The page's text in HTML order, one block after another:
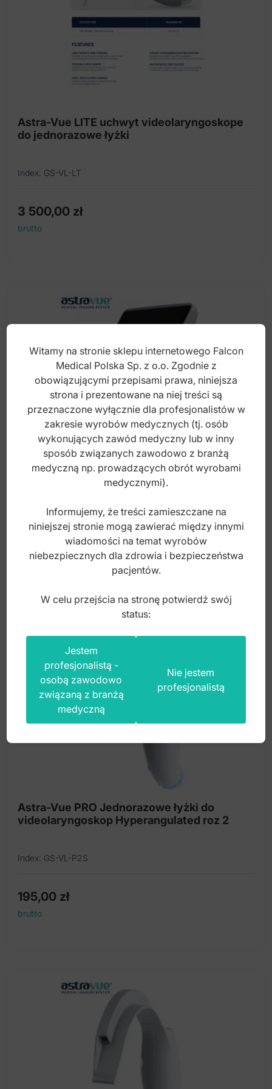
Astra-Vue LITE uchwyt videolaryngoskope
do jednorazowe łyżki
Index: GS-VL-LT
3 500,00 zł
brutto
Astra-Vue Mini Videolaryngoskop kolorowy
ekran 4"
Index: GS-VL-MN
6 000,00zł
Astra-Vue PRO Jednorazowe łyżki do
videolaryngoskop Hyperangulated roz 2
Index: GS-VL-P2S
195,00 zł
brutto
Witamy na stronie sklepu internetowego Falcon
Medical Polska Sp. z o.o. Zgodnie z
obowiązującymi przepisami prawa, niniejsza
strona i prezentowane na niej treści są
przeznaczone wyłącznie dla profesjonalistów w
zakresie wyrobów medycznych (tj. osób
wykonujących zawód medyczny lub w inny
sposób związanych zawodowo z branżą
medyczną np. prowadzących obrót wyrobami
medycznymi).
Informujemy, że treści zamieszczane na
niniejszej stronie mogą zawierać między innymi
wiadomości na temat wyrobów
niebezpiecznych dla zdrowia i bezpieczeństwa
pacjentów.
W celu przejścia na stronę potwierdź swój
status:
Jestem
profesjonalistą -
osobą zawodowo
związaną z branżą
medyczną
Nie jestem
profesjonalistą